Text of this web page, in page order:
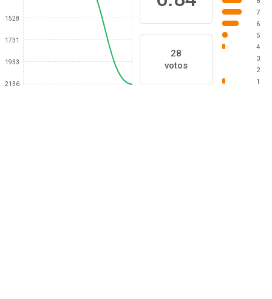
1528
1731
1933
2136
28
votos
7
6
5
4
3
2
1